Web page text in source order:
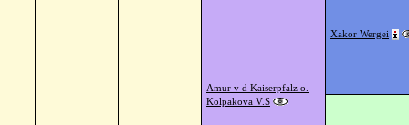
Amur v d Kaiserpfalz o.
Kolpakova V.S
Xakor Wergei